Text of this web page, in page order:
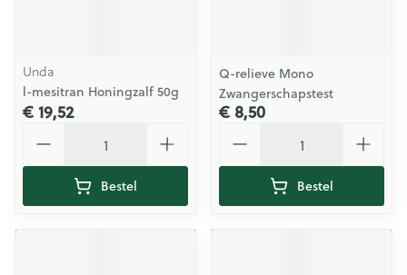
Unda
l-mesitran Honingzalf 50g
€ 19,52
Bestel
Q-relieve Mono
Zwangerschapstest
€ 8,50
Bestel